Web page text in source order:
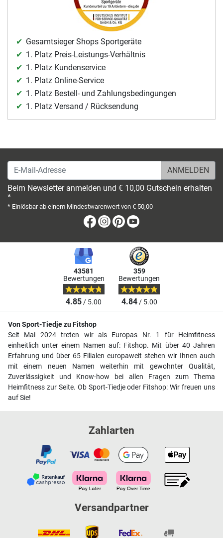
Gesamtsieger Shops Sportgeräte
1. Platz Preis-Leistungs-Verhältnis
1. Platz Kundenservice
1. Platz Online-Service
1. Platz Bestell- und Zahlungsbedingungen
1. Platz Versand / Rücksendung
E-Mail-Adresse
Beim Newsletter anmelden und € 10,00 Gutschein erhalten
*
* Einlösbar ab einem Mindestwarenwert von € 50,00
Facebook
Instagram
Pinterest
43581
Bewertungen
4.85/ 5.00
359
Bewertungen
4.84/ 5.00
Von Sport-Tiedje zu Fitshop
Seit Mai 2024 treten wir als Europas Nr. 1 für Heimfitness
einheitlich unter einem Namen auf: Fitshop. Mit über 40 Jahren
Erfahrung und über 65 Filialen europaweit stehen wir Ihnen auch
mit einem neuen Namen weiterhin mit gewohnter Qualität,
Zuverlässigkeit und Know-how bei allen Fragen zum Thema
Heimfitness zur Seite. Ob Sport-Tiedje oder Fitshop: Wir freuen uns
auf Sie!
Zahlarten
Versandpartner